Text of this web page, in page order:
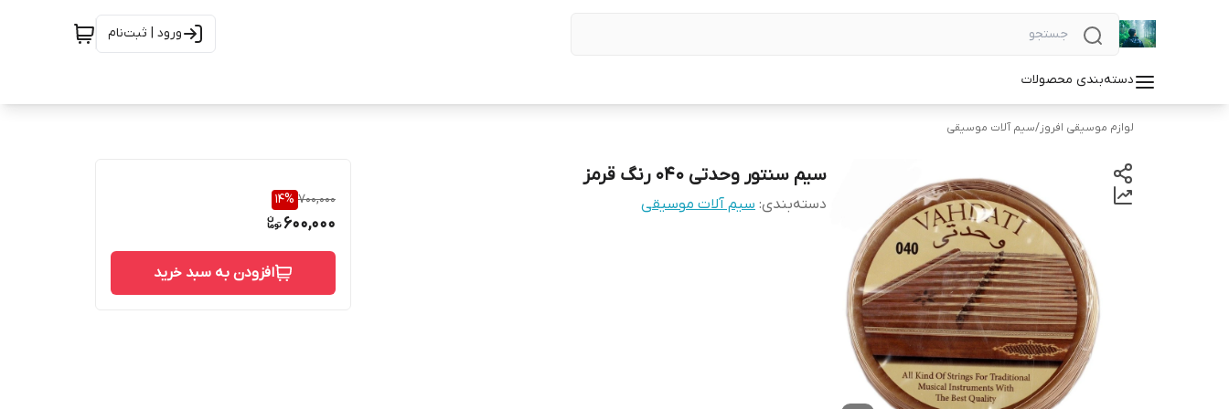
ورود | ثبت‌نام
دسته‌بندی محصولات
لوازم موسیقی افروز/سیم آلات موسیقی
سیم سنتور وحدتی ۰۴۰ رنگ قرمز
دسته‌بندی: سیم آلات موسیقی 700,000
14%
600,000
افزودن به سبد خرید